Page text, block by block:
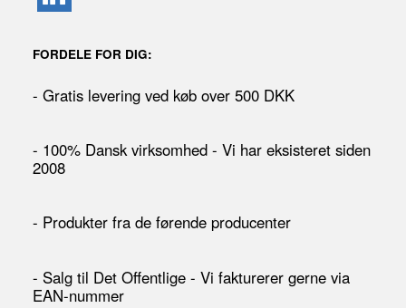
FORDELE FOR DIG:
- Gratis levering ved køb over 500 DKK
- 100% Dansk virksomhed - Vi har eksisteret siden
2008
- Produkter fra de førende producenter
- Salg til Det Offentlige - Vi fakturerer gerne via
EAN-nummer